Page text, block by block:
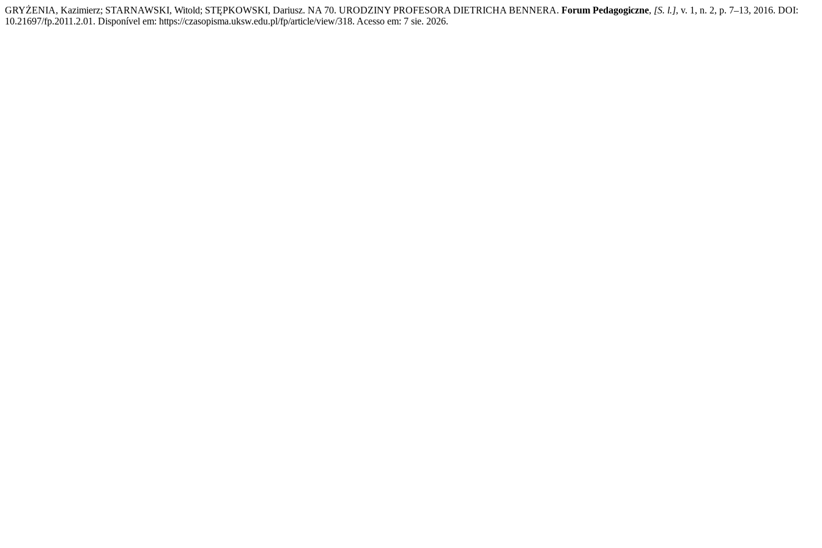
GRYŻENIA, Kazimierz; STARNAWSKI, Witold; STĘPKOWSKI, Dariusz. NA 70. URODZINY PROFESORA DIETRICHA BENNERA. Forum Pedagogiczne, [S. l.], v. 1, n. 2, p. 7–13, 2016. DOI:
10.21697/fp.2011.2.01. Disponível em: https://czasopisma.uksw.edu.pl/fp/article/view/318. Acesso em: 7 sie. 2026.